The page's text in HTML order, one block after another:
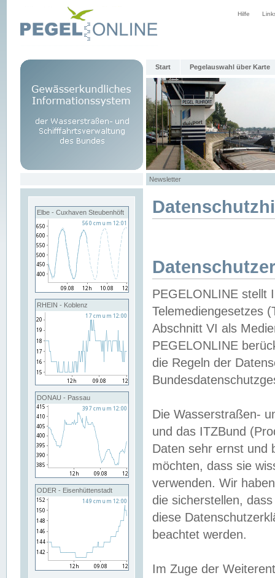
Hilfe
Start Pegelauswahl über Karte
Newsletter
Elbe - Cuxhaven Steubenhöft
RHEIN - Koblenz
DONAU - Passau
ODER - Eisenhüttenstadt
PEGELONLINE stellt
Telemediengesetzes
Abschnitt VI als
PEGELONLINE
die Regeln der
Die Wasserstraßen-
und das ITZBund
Daten sehr ernst und
möchten, dass sie
verwenden. Wir
die sicherstellen,
diese
beachtet werden.
Im Zuge der